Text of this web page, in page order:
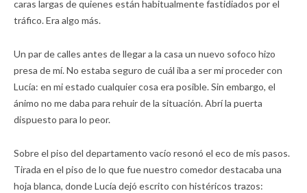
caras largas de quienes están habitualmente fastidiados por el
tráfico. Era algo más.
Un par de calles antes de llegar a la casa un nuevo sofoco hizo
presa de mí. No estaba seguro de cuál iba a ser mi proceder con
Lucía: en mi estado cualquier cosa era posible. Sin embargo, el
ánimo no me daba para rehuir de la situación. Abrí la puerta
dispuesto para lo peor.
Sobre el piso del departamento vacío resonó el eco de mis pasos.
Tirada en el piso de lo que fue nuestro comedor destacaba una
hoja blanca, donde Lucía dejó escrito con histéricos trazos: